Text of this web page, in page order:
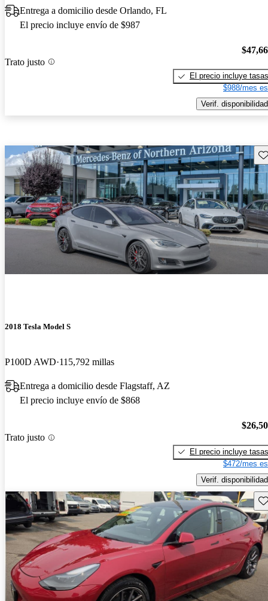
Entrega a domicilio desde Orlando, FL
El precio incluye envío de $987
Trato justo
El precio incluye tasas
$988/mes
Verif. disponibilidad
2018 Tesla Model S
P100D AWD 115,792 millas
Entrega a domicilio desde Flagstaff, AZ
El precio incluye envío de $868
Trato justo
El precio incluye tasas
$472/mes
Verif. disponibilidad